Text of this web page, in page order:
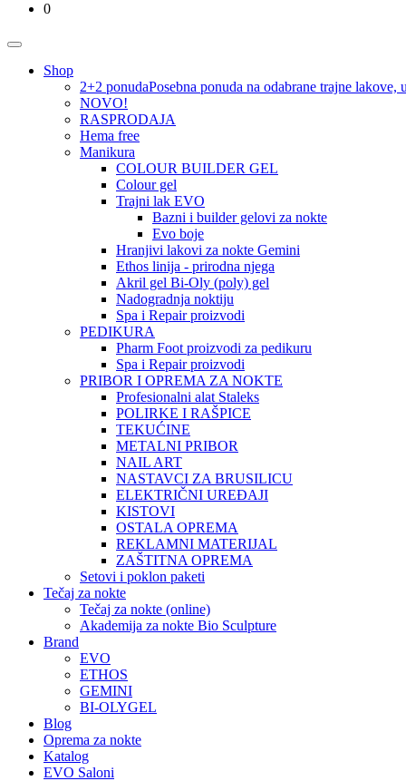
0
Shop
2+2 ponudaPosebna ponuda na odabrane trajne
NOVO!
RASPRODAJA
Hema free
Manikura
COLOUR BUILDER GEL
Colour gel
Trajni lak EVO
Bazni i builder gelovi za nokte
Evo boje
Hranjivi lakovi za nokte Gemini
Ethos linija - prirodna njega
Akril gel Bi-Oly (poly) gel
Nadogradnja noktiju
Spa i Repair proizvodi
PEDIKURA
Pharm Foot proizvodi za pedikuru
Spa i Repair proizvodi
PRIBOR I OPREMA ZA NOKTE
Profesionalni alat Staleks
POLIRKE I RAŠPICE
TEKUĆINE
METALNI PRIBOR
NAIL ART
NASTAVCI ZA BRUSILICU
ELEKTRIČNI UREĐAJI
KISTOVI
OSTALA OPREMA
REKLAMNI MATERIJAL
ZAŠTITNA OPREMA
Setovi i poklon paketi
Tečaj za nokte
Tečaj za nokte (online)
Akademija za nokte Bio Sculpture
Brand
EVO
ETHOS
GEMINI
BI-OLYGEL
Blog
Oprema za nokte
Katalog
EVO Saloni